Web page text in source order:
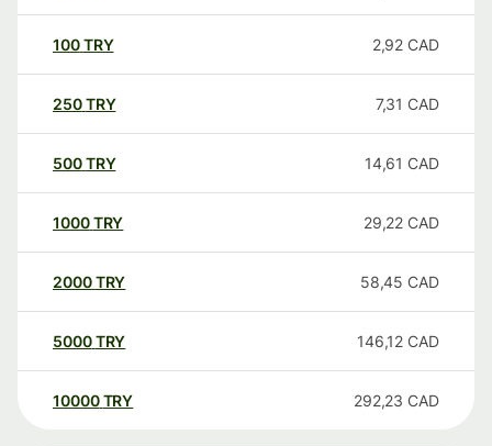
100TRY 2,92 CAD
250TRY 7,31 CAD
500TRY 14,61 CAD
1000TRY 29,22 CAD
2000TRY 58,45 CAD
5000TRY 146,12 CAD
10000 TRY 292,23 CAD